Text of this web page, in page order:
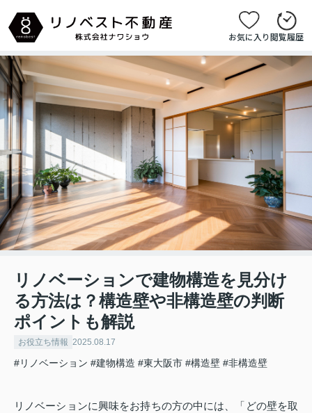
お気に入り閲覧履歴
リノベーションで建物構造を見分け
る方法は？構造壁や非構造壁の判断
ポイントも解説
お役立ち情報 2025.08.17
#リノベーション #建物構造 #東大阪市 #構造壁 #非構造壁
リノベーションに興味をお持ちの方の中には、「どの壁を取